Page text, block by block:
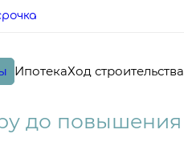
ИпотекаХод строительства
до